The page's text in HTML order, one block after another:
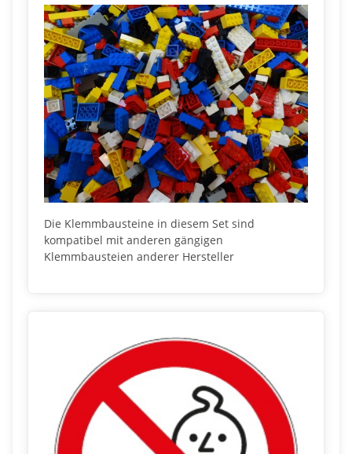
Die Klemmbausteine in diesem Set sind
kompatibel mit anderen gängigen
Klemmbausteien anderer Hersteller